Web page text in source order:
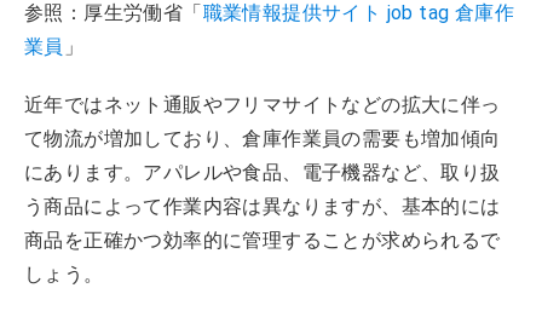
参照：厚生労働省「職業情報提供サイト job tag 倉庫作
業員 」
近年ではネット通販やフリマサイトなどの拡大に伴っ
て物流が増加しており、倉庫作業員の需要も増加傾向
にあります。アパレルや食品、電子機器など、取り扱
う商品によって作業内容は異なりますが、基本的には
商品を正確かつ効率的に管理することが求められるで
しょう。